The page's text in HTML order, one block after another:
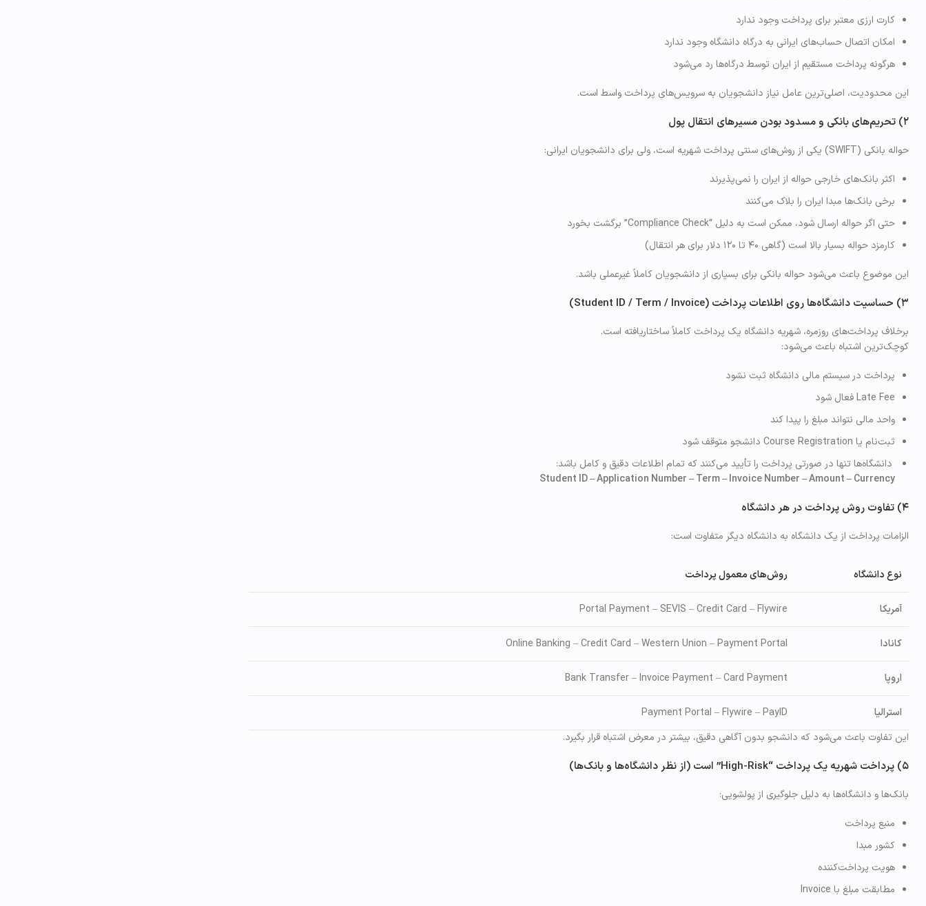
کارت ارزی معتبر برای پرداخت وجود ندارد
امکان اتصال حساب‌های ایرانی به درگاه دانشگاه وجود ندارد
هرگونه پرداخت مستقیم از ایران توسط درگاه‌ها رد می‌شود
این محدودیت، اصلی‌ترین عامل نیاز دانشجویان به سرویس‌های پرداخت واسط است.
۲) تحریم‌های بانکی و مسدود بودن مسیرهای انتقال پول
حواله بانکی (SWIFT) یکی از روش‌های سنتی پرداخت شهریه است، ولی برای دانشجویان ایرانی:
اکثر بانک‌های خارجی حواله از ایران را نمی‌پذیرند
برخی بانک‌ها مبدا ایران را بلاک می‌کنند
حتی اگر حواله ارسال شود، ممکن است به دلیل “Compliance Check” برگشت بخورد
کارمزد حواله بسیار بالا است (گاهی ۴۰ تا ۱۲۰ دلار برای هر انتقال)
این موضوع باعث می‌شود حواله بانکی برای بسیاری از دانشجویان کاملاً غیرعملی باشد.
۳) حساسیت دانشگاه‌ها روی اطلاعات پرداخت (Student ID / Term / Invoice)
برخلاف پرداخت‌های روزمره، شهریه دانشگاه یک پرداخت کاملاً ساختاریافته است.
کوچک‌ترین اشتباه باعث می‌شود:
پرداخت در سیستم مالی دانشگاه ثبت نشود
Late Fee فعال شود
واحد مالی نتواند مبلغ را پیدا کند
ثبت‌نام یا Course Registration دانشجو متوقف شود
دانشگاه‌ها تنها در صورتی پرداخت را تأیید می‌کنند که تمام اطلاعات دقیق و کامل باشد:
Student ID – Application Number – Term – Invoice Number – Amount – Currency
۴) تفاوت روش پرداخت در هر دانشگاه
الزامات پرداخت از یک دانشگاه به دانشگاه دیگر متفاوت است:
نوع دانشگاه روش‌های معمول پرداخت
آمریکا Portal Payment – SEVIS – Credit Card – Flywire
کانادا Online Banking – Credit Card – Western Union – Payment Portal
اروپا Bank Transfer – Invoice Payment – Card Payment
استرالیا
Payment Portal – Flywire – PayID
این تفاوت باعث می‌شود که دانشجو بدون آگاهی دقیق، بیشتر در معرض اشتباه قرار بگیرد.
۵) پرداخت شهریه یک پرداخت “High-Risk” است (از نظر دانشگاه‌ها و بانک‌ها)
بانک‌ها و دانشگاه‌ها به دلیل جلوگیری از پولشویی:
منبع پرداخت
کشور مبدا
هویت پرداخت‌کننده
مطابقت مبلغ با Invoice